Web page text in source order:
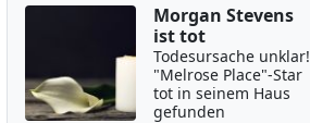
Morgan Stevens
ist tot
Todesursache unklar!
"Melrose Place"-Star
tot in seinem Haus
gefunden